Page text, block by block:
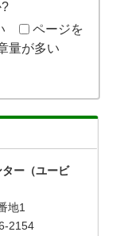
ページを
量が多い
ー（ユービ
地1
2154